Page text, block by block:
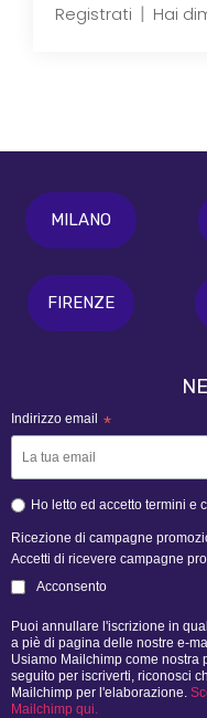
Registrati | Hai
MILANO
FIRENZE
Indirizzo email *
Ho letto ed accetto termini e
Ricezione di campagne
Accetti di ricevere campagne
Acconsento
Puoi annullare l'iscrizione in
a piè di pagina delle nostre e-
Usiamo Mailchimp come nostra
seguito per iscriverti, riconosci
Mailchimp per l'elaborazione.
Mailchimp qui.